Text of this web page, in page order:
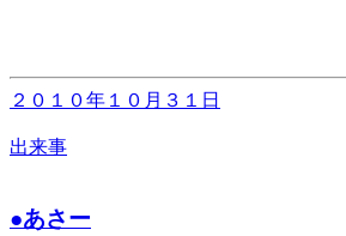
２０１０年１０月３１日
出来事
●あさー